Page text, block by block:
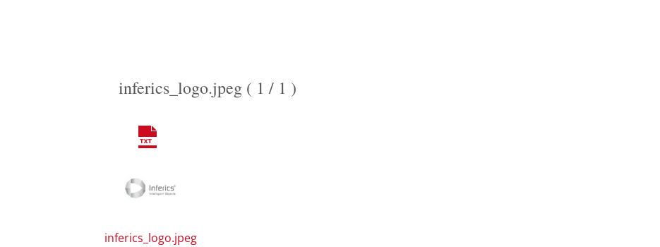
inferics_logo.jpeg ( 1 / 1 )
inferics_logo.jpeg